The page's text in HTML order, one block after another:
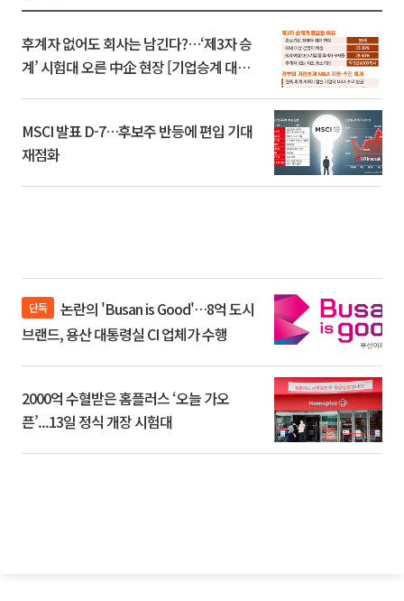
후계자 없어도 회사는 남긴다?…‘제3자 승
계’ 시험대 오른 中企 현장 [기업승계 대전
MSCI 발표 D-7…후보주 반등에 편입 기대
재점화
단독
브랜드, 용산 대통령실 CI 업체가 수행
2000억 수혈받은 홈플러스 ‘오늘 가오
픈’...13일 정식 개장 시험대